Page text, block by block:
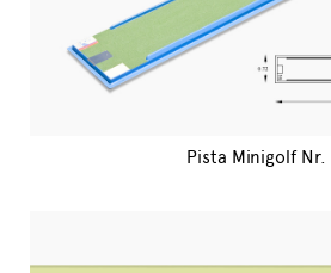
Pista Minigolf Nr.